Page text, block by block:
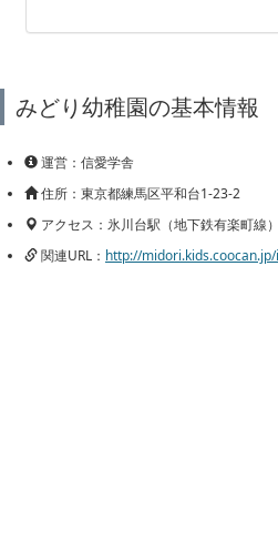
みどり幼稚園の基本情報
運営：信愛学舎
住所：東京都練馬区平和台1-23-2
アクセス：氷川台駅（地下鉄有楽町線
関連URL： http://